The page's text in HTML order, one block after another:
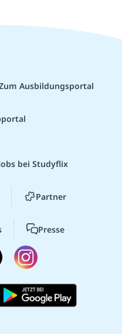
Ausbildungsportal
bei Studyflix
Partner
Presse